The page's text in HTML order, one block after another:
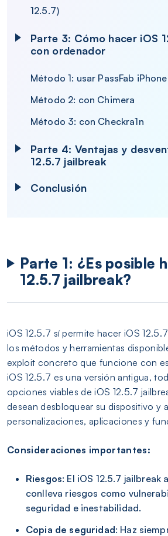
12.5.7)
Parte 3: Cómo hacer iOS
con ordenador
Método 1: usar PassFab
Método 2: con Chimera
Método 3: con Checkra1n
Parte 4: Ventajas y
12.5.7 jailbreak
Conclusión
Parte 1: ¿Es posible
12.5.7 jailbreak?
iOS 12.5.7 sí permite hacer iOS
los métodos y herramientas
exploit concreto que funcione con
iOS 12.5.7 es una versión antigua,
opciones viables de iOS 12.5.7
desean desbloquear su dispositivo y
personalizaciones, aplicaciones y
Consideraciones importantes:
Riesgos: El iOS 12.5.7 jailbreak
conlleva riesgos como
seguridad e inestabilidad.
Copia de seguridad: Haz